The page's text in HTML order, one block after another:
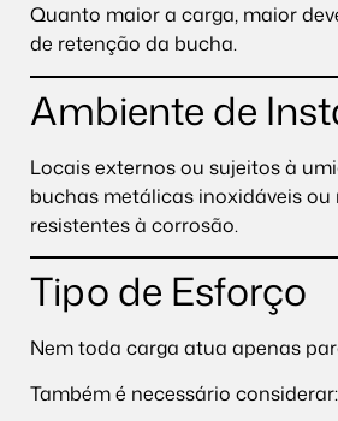
Quanto maior a carga, maior
de retenção da bucha.
Ambiente de
Locais externos ou sujeitos à
buchas metálicas inoxidáveis ou
resistentes à corrosão.
Tipo de Esforço
Nem toda carga atua apenas
Também é necessário considerar: